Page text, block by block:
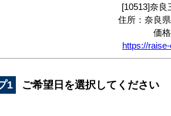
[10513]奈
住所：奈良
価
https://
1 ご希望日を選択してください